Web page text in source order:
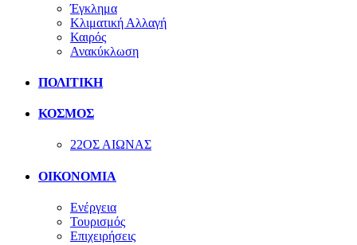
Έγκλημα
Κλιματική Αλλαγή
Καιρός
Ανακύκλωση
ΠΟΛΙΤΙΚΗ
ΚΟΣΜΟΣ
22ΟΣ ΑΙΩΝΑΣ
ΟΙΚΟΝΟΜΙΑ
Ενέργεια
Τουρισμός
Επιχειρήσεις